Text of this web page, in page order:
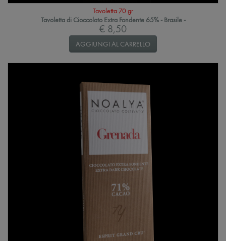
Tavoletta 70 gr
Tavoletta di Cioccolato Extra Fondente 65% - Brasile -
€ 8,50
AGGIUNGI AL CARRELLO